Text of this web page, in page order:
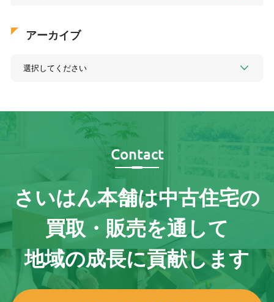
アーカイブ
Contact
さいはん本舗は中古住宅の
買取・販売を通して
地域の成長に貢献します